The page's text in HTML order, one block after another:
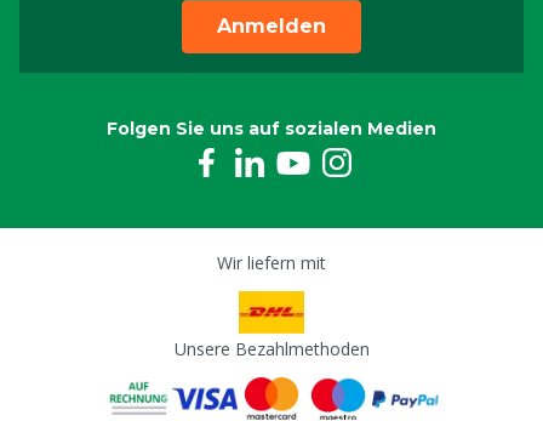
Anmelden
Folgen Sie uns auf sozialen Medien
Wir liefern mit
Unsere Bezahlmethoden